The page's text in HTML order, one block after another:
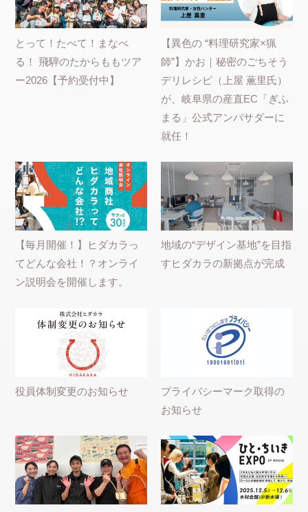
とって！たべて！まなべ
る！ 飛騨のたからももツア
ー2026【予約受付中】
【異色の “料理研究家×猟
師”】かお｜秘密のごちそう
デリレシピ（上屋 薫里氏）
が、岐阜県の産直EC「ぎふ
まる」公式アンバサダーに
就任！
【毎月開催！】ヒダカラっ
てどんな会社！？オンライ
ン説明会を開催します。
地域の“デザイン基地”を目指
すヒダカラの新拠点が完成
役員体制変更のお知らせ
プライバシーマーク取得の
お知らせ